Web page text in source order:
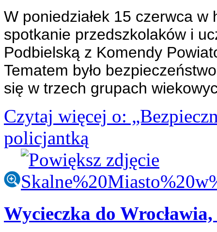
W poniedziałek 15 czerwca w
spotkanie przedszkolaków i
Podbielską z Komendy
Tematem było
się w trzech grupach
Czytaj więcej o:
policjantką
Wycieczka do